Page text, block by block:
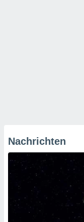
Nachrichten